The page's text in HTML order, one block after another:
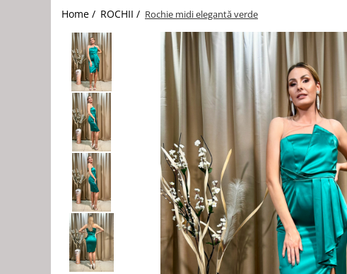
Rochii casual
Rochii de ocazie
Rochii de nuntă
Rochii de botez
Rochii de seară
Rochii cu imprimeuri
Rochii elegante cu pene
Rochii mărimi mari
Home / ROCHII / Rochie midi elegantă verde